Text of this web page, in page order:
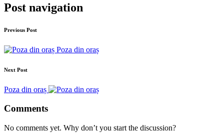
Post navigation
Previous Post
Poza din oraș
Next Post
Poza din oraș
Comments
No comments yet. Why don’t you start the discussion?